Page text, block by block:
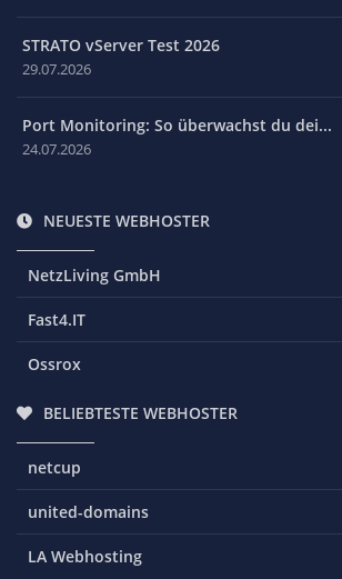
STRATO vServer Test 2026
29.07.2026
Port Monitoring: So überwachst du dei...
24.07.2026
NEUESTE WEBHOSTER
NetzLiving GmbH
Fast4.IT
Ossrox
BELIEBTESTE WEBHOSTER
netcup
united-domains
LA Webhosting